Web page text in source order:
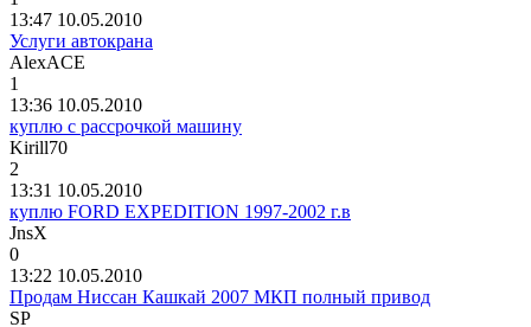
13:47 10.05.2010
Услуги автокрана
AlexACE
1
13:36 10.05.2010
куплю с рассрочкой машину
Kirill70
2
13:31 10.05.2010
куплю FORD EXPEDITION 1997-2002 г.в
JnsX
0
13:22 10.05.2010
Продам Ниссан Кашкай 2007 МКП полный привод
SP